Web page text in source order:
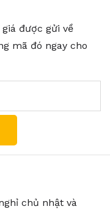
được gửi về
mã đó ngay cho
chủ nhật và